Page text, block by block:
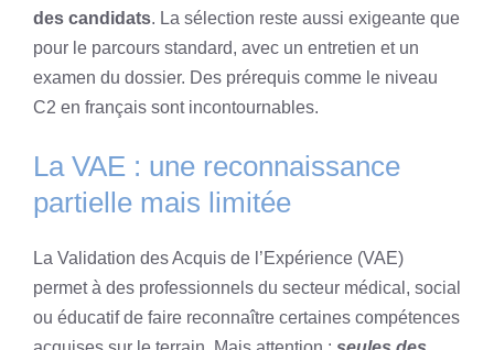
des candidats. La sélection reste aussi exigeante que
pour le parcours standard, avec un entretien et un
examen du dossier. Des prérequis comme le niveau
C2 en français sont incontournables.
La VAE : une reconnaissance
partielle mais limitée
La Validation des Acquis de l’Expérience (VAE)
permet à des professionnels du secteur médical, social
ou éducatif de faire reconnaître certaines compétences